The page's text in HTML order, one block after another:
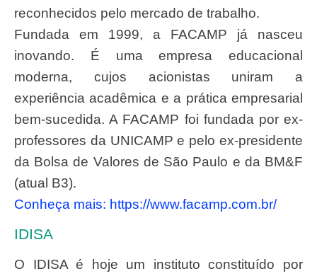
reconhecidos pelo mercado de trabalho.
Fundada em 1999, a FACAMP já nasceu
inovando. É uma empresa educacional
moderna, cujos acionistas uniram a
experiência acadêmica e a prática empresarial
bem-sucedida. A FACAMP foi fundada por ex-
professores da UNICAMP e pelo ex-presidente
da Bolsa de Valores de São Paulo e da BM&F
(atual B3).
Conheça mais: https://www.facamp.com.br/
IDISA
O IDISA é hoje um instituto constituído por